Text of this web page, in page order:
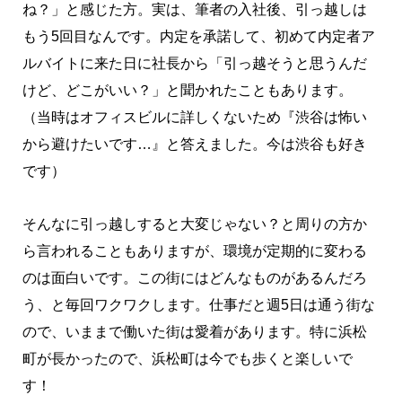
ね？」と感じた方。実は、筆者の入社後、引っ越しは
もう5回目なんです。内定を承諾して、初めて内定者ア
ルバイトに来た日に社長から「引っ越そうと思うんだ
けど、どこがいい？」と聞かれたこともあります。
（当時はオフィスビルに詳しくないため『渋谷は怖い
から避けたいです…』と答えました。今は渋谷も好き
です）
そんなに引っ越しすると大変じゃない？と周りの方か
ら言われることもありますが、環境が定期的に変わる
のは面白いです。この街にはどんなものがあるんだろ
う、と毎回ワクワクします。仕事だと週5日は通う街な
ので、いままで働いた街は愛着があります。特に浜松
町が長かったので、浜松町は今でも歩くと楽しいで
す！